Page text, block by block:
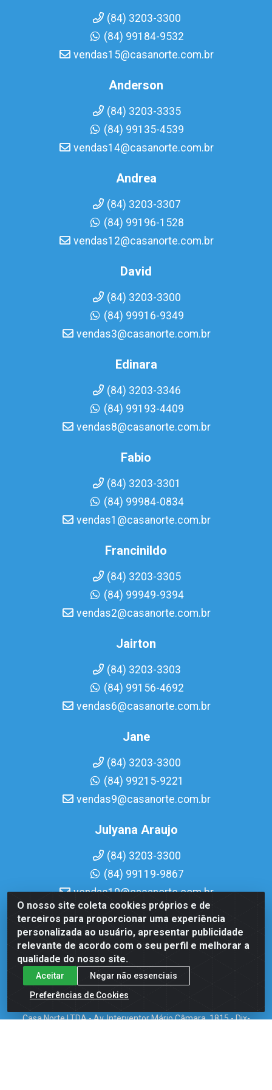
O nosso site coleta cookies próprios e de
terceiros para proporcionar uma experiência
personalizada ao usuário, apresentar publicidade
relevante de acordo com o seu perfil e melhorar a
qualidade do nosso site.
Aceitar
Negar não essenciais
Preferências de Cookies
(84) 3203-3300
(84) 99184-9532
vendas15@casanorte.com.br
Anderson
(84) 3203-3335
(84) 99135-4539
vendas14@casanorte.com.br
Andrea
(84) 3203-3307
(84) 99196-1528
vendas12@casanorte.com.br
David
(84) 3203-3300
(84) 99916-9349
vendas3@casanorte.com.br
Edinara
(84) 3203-3346
(84) 99193-4409
vendas8@casanorte.com.br
Fabio
(84) 3203-3301
(84) 99984-0834
vendas1@casanorte.com.br
Francinildo
(84) 3203-3305
(84) 99949-9394
vendas2@casanorte.com.br
Jairton
(84) 3203-3303
(84) 99156-4692
vendas6@casanorte.com.br
Jane
(84) 3203-3300
(84) 99215-9221
vendas9@casanorte.com.br
Julyana Araujo
(84) 3203-3300
(84) 99119-9867
vendas10@casanorte.com.br
Merielle
(84) 3203-3300
(84) 99108-4408
vendas7@casanorte.com.br
Casa Norte LTDA - Av. Interventor Mário Câmara, 1815 - Dix-